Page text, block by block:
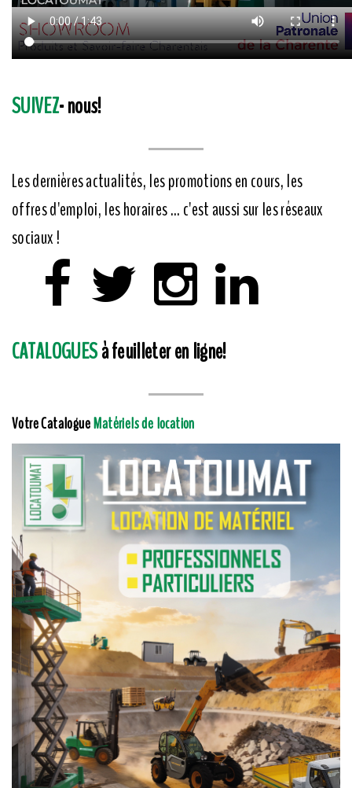
SUIVEZ- nous!
Les dernières actualités, les promotions en cours, les
offres d'emploi, les horaires ... c'est aussi sur les réseaux
sociaux !
CATALOGUESà feuilleter en ligne!
Votre CatalogueMatériels de location